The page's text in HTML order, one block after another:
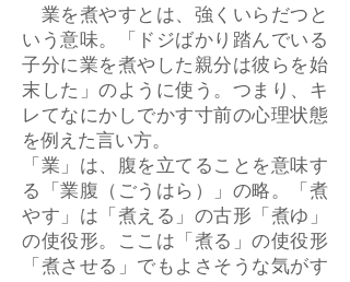
業を煮やすとは、強くいらだつと
いう意味。「ドジばかり踏んでいる
子分に業を煮やした親分は彼らを始
末した」のように使う。つまり、キ
レてなにかしでかす寸前の心理状態
を例えた言い方。
「業」は、腹を立てることを意味す
る「業腹（ごうはら）」の略。「煮
やす」は「煮える」の古形「煮ゆ」
の使役形。ここは「煮る」の使役形
「煮させる」でもよさそうな気がす